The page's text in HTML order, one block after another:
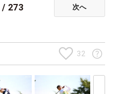
/ 273 次へ
32